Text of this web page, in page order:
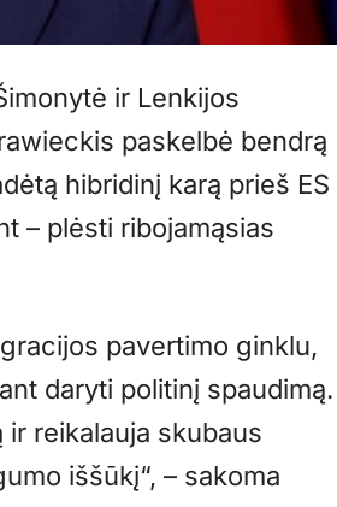
ir Lenkijos
paskelbė bendrą
hibridinį karą prieš ES
– plėsti ribojamąsias
pavertimo ginklu,
daryti politinį spaudimą.
reikalauja skubaus
iššūkį“, – sakoma